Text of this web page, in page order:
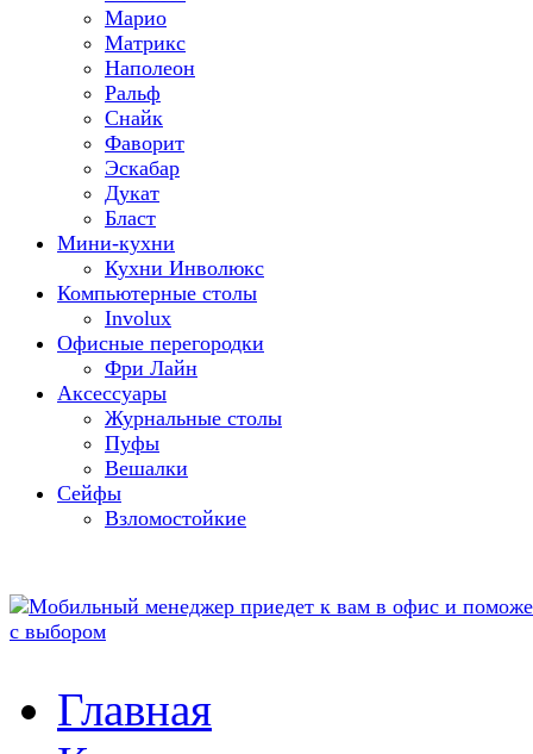
Марио
Матрикс
Наполеон
Ральф
Снайк
Фаворит
Эскабар
Дукат
Бласт
Мини-кухни
Кухни Инволюкс
Компьютерные столы
Involux
Офисные перегородки
Фри Лайн
Аксессуары
Журнальные столы
Пуфы
Bешалки
Сейфы
Взломостойкие
Главная